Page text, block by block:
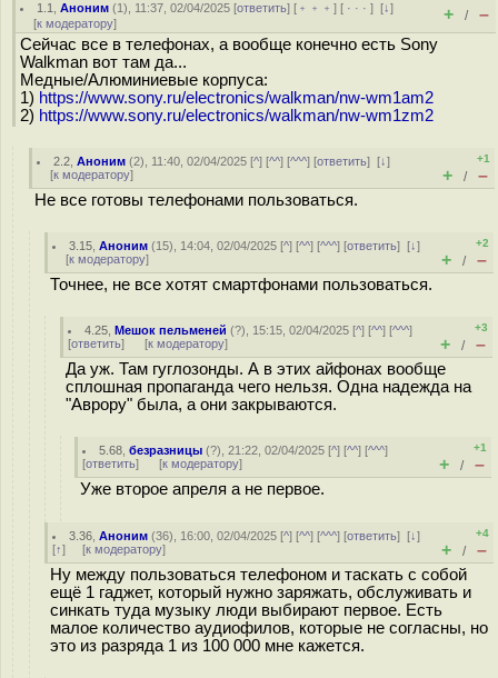
1.1 ,Аноним (1), 11:37, 02/04/2025 [ответить] [ ﹢﹢﹢] [ · · ·][↓]
[к модератору] + / –
Сейчас все в телефонах, а вообще конечно есть Sony
Walkman вот там да...
Медные/Алюминиевые корпуса:
1) https://www.sony.ru/electronics/walkman/nw-wm1am2
2) https://www.sony.ru/electronics/walkman/nw-wm1zm2
2.2 ,Аноним (2), 11:40, 02/04/2025 [^] [^^] [^^^] [ответить][↓]
[к модератору]
+1
+ / –
Не все готовы телефонами пользоваться.
3.15 ,Аноним (15), 14:04, 02/04/2025 [^] [^^] [^^^] [ответить][↓]
[к модератору]
+2
+ / –
Точнее, не все хотят смартфонами пользоваться.
4.25 ,Мешок пельменей (?), 15:15, 02/04/2025 [^] [^^] [^^^]
[ответить] [к модератору]
+3
+ / –
Да уж. Там гуглозонды. А в этих айфонах вообще
сплошная пропаганда чего нельзя. Одна надежда на
"Аврору" была, а они закрываются.
5.68 ,безразницы (?), 21:22, 02/04/2025 [^] [^^] [^^^]
[ответить] [к модератору]
+1
+ / –
Уже второе апреля а не первое.
3.36 ,Аноним (36), 16:00, 02/04/2025 [^] [^^] [^^^] [ответить][↓]
[↑] [к модератору]
+4
+ / –
Ну между пользоваться телефоном и таскать с собой
ещё 1 гаджет, который нужно заряжать, обслуживать и
синкать туда музыку люди выбирают первое. Есть
малое количество аудиофилов, которые не согласны, но
это из разряда 1 из 100 000 мне кажется.